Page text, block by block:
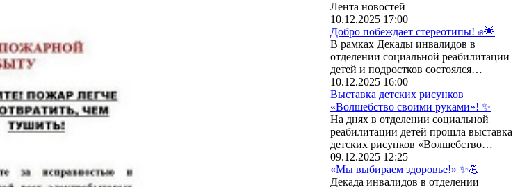
Лента новостей
10.12.2025 17:00
Добро побеждает стереотипы! ✊🌟
В рамках Декады инвалидов в
отделении социальной реабилитации
детей и подростков состоялся…
10.12.2025 16:00
Выставка детских рисунков
«Волшебство своими руками»! ✨
На днях в отделении социальной
реабилитации детей прошла выставка
детских рисунков «Волшебство…
09.12.2025 12:25
«Мы выбираем здоровье!» ✨💪
Декада инвалидов в отделении